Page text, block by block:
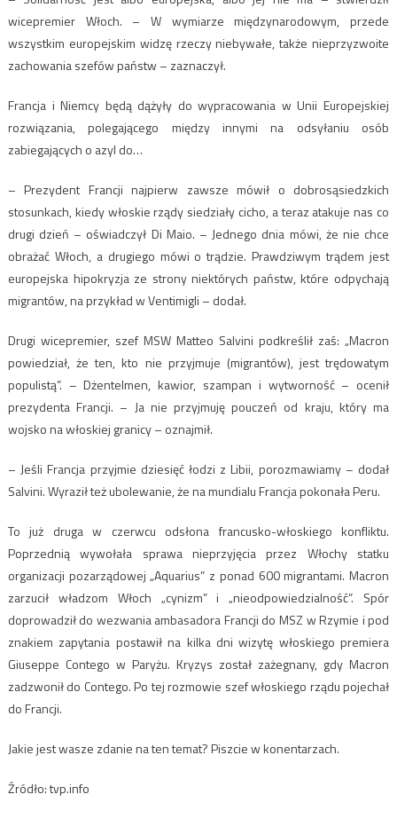
wicepremier Włoch. – W wymiarze międzynarodowym, przede
wszystkim europejskim widzę rzeczy niebywałe, także nieprzyzwoite
zachowania szefów państw – zaznaczył.
Francja i Niemcy będą dążyły do wypracowania w Unii Europejskiej
rozwiązania, polegającego między innymi na odsyłaniu osób
zabiegających o azyl do…
– Prezydent Francji najpierw zawsze mówił o dobrosąsiedzkich
stosunkach, kiedy włoskie rządy siedziały cicho, a teraz atakuje nas co
drugi dzień – oświadczył Di Maio. – Jednego dnia mówi, że nie chce
obrażać Włoch, a drugiego mówi o trądzie. Prawdziwym trądem jest
europejska hipokryzja ze strony niektórych państw, które odpychają
migrantów, na przykład w Ventimigli – dodał.
Drugi wicepremier, szef MSW Matteo Salvini podkreślił zaś: „Macron
powiedział, że ten, kto nie przyjmuje (migrantów), jest trędowatym
populistą”. – Dżentelmen, kawior, szampan i wytworność – ocenił
prezydenta Francji. – Ja nie przyjmuję pouczeń od kraju, który ma
wojsko na włoskiej granicy – oznajmił.
– Jeśli Francja przyjmie dziesięć łodzi z Libii, porozmawiamy – dodał
Salvini. Wyraził też ubolewanie, że na mundialu Francja pokonała Peru.
To już druga w czerwcu odsłona francusko-włoskiego konfliktu.
Poprzednią wywołała sprawa nieprzyjęcia przez Włochy statku
organizacji pozarządowej „Aquarius” z ponad 600 migrantami. Macron
zarzucił władzom Włoch „cynizm” i „nieodpowiedzialność”. Spór
doprowadził do wezwania ambasadora Francji do MSZ w Rzymie i pod
znakiem zapytania postawił na kilka dni wizytę włoskiego premiera
Giuseppe Contego w Paryżu. Kryzys został zażegnany, gdy Macron
zadzwonił do Contego. Po tej rozmowie szef włoskiego rządu pojechał
do Francji.
Jakie jest wasze zdanie na ten temat? Piszcie w konentarzach.
Źródło: tvp.info